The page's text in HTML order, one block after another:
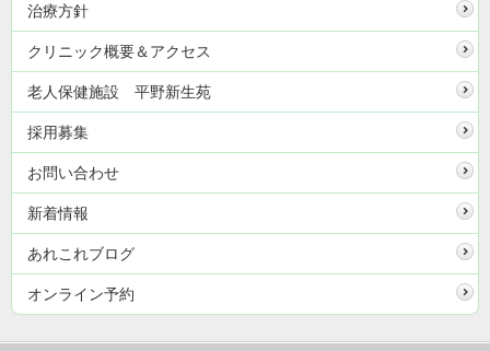
治療方針
クリニック概要＆アクセス
老人保健施設 平野新生苑
採用募集
お問い合わせ
新着情報
あれこれブログ
オンライン予約